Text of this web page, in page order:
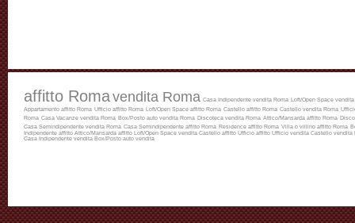
affitto Romavendita Roma Casa Indipendente vendita Roma
Loft/Open Space
Appartamento affitto Roma
Ufficio affitto Roma Loft/Open Space affitto Roma Castello affitto Roma Castello vendita Roma
Roma Casa Vacanze vendita Roma Box/Posto auto vendita Roma Discoteca vendita Roma Attico/Mansarda affitto Roma
Casa Semindipendente vendita Roma Casa Semindipendente affitto Roma Residence affitto Roma Villa o villino affitto Roma
Indipendente affitto Attico/Mansarda affitto Loft/Open Space vendita Castello affitto Ufficio affitto Ufficio vendita Castello vendita
Casa Indipendente vendita Box/Posto auto vendita